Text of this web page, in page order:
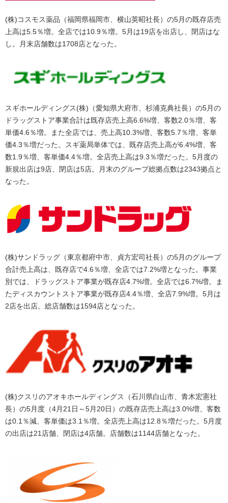
(株)コスモス薬品（福岡県福岡市、横山英昭社長）の5月の既存店売
上高は5.5％増。全店では10.9％増。5月は19店を出店し、閉店はな
し。月末店舗数は1708店となった。
スギホールディングス(株)（愛知県大府市、杉浦克典社長）の5月の
ドラッグストア事業合計は既存店売上高6.6%増、客数2.0％増、客
単価4.6％増。また全店では、売上高10.3%増、客数5.7％増、客単
価4.3％増だった。スギ薬局単体では、既存店売上高が6.4%増、客
数1.9％増、客単価4.4％増。全店売上高は9.3％増だった。5月度の
新規出店は9店、閉店は5店。月末のグループ総拠点数は2343拠点と
なった。
(株)サンドラッグ（東京都府中市、貞方宏司社長）の5月のグループ
合計売上高は、既存店で4.6％増、全店では7.2%増となった。事業
別では、ドラッグストア事業が既存店4.7%増。全店では6.7%増。ま
たディスカウントストア事業が既存店4.4％増、全店7.9%増。5月は
2店を出店。総店舗数は1594店となった。
(株)クスリのアオキホールディングス（石川県白山市、青木宏憲社
長）の5月度（4月21日～5月20日）の既存店売上高は3.0%増、客数
は0.1％減、客単価は3.1％増。全店売上高は12.8％増だった。5月度
の出店は21店舗、閉店は4店舗。店舗数は1144店舗となった。